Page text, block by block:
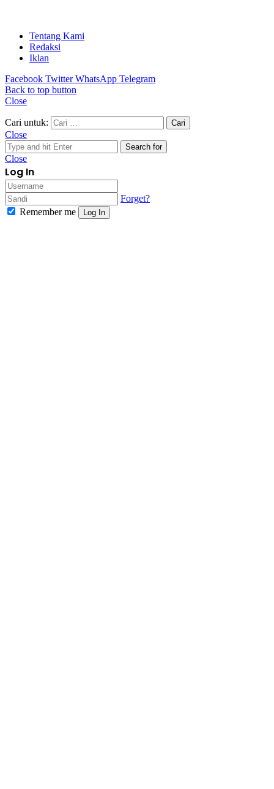
Tentang Kami
Redaksi
Iklan
Facebook Twitter WhatsApp Telegram
Back to top button
Close
Cari untuk:
Close
Search for
Close
Log In
Forget?
Remember me
Log In